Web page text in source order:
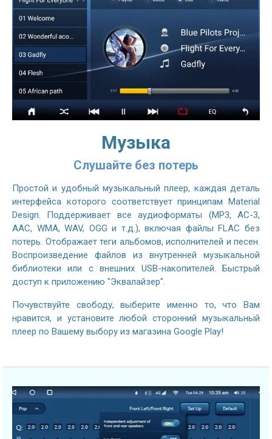
Музыка
Слушайте без потерь
Простой и удобный музыкальный плеер, каждая деталь
интерфейса которого соответствует принципам Material
Design. Поддерживает все аудиоформаты (MP3, AC-3,
AAC, WMA, WAV, OGG и т.д.), включая файлы FLAC без
потерь. Отображает теги альбомов, исполнителей и песен.
Воспроизведение файлов из внутренней музыкальной
библиотеки или с внешних USB-накопителей. Быстрый
доступ к приложению "Эквалайзер".
Почувствуйте свободу, выберите именно то, что Вам
нравится, и установите любой сторонний музыкальный
плеер по Вашему выбору из магазина Google Play!